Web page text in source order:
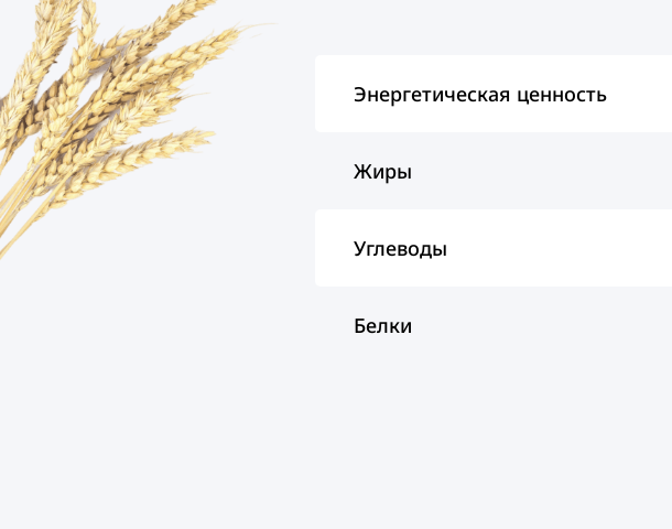
Энергетическая ценность
Жиры
Углеводы
Белки